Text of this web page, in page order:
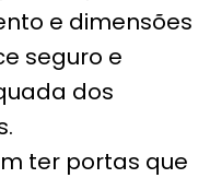
e dimensões
seguro e
dos
ter portas que